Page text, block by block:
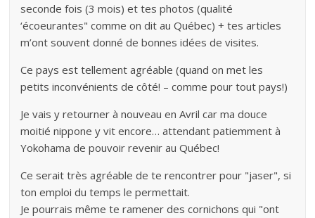
seconde fois (3 mois) et tes photos (qualité
‘écoeurantes" comme on dit au Québec) + tes articles
m’ont souvent donné de bonnes idées de visites.
Ce pays est tellement agréable (quand on met les
petits inconvénients de côté! – comme pour tout pays!)
Je vais y retourner à nouveau en Avril car ma douce
moitié nippone y vit encore… attendant patiemment à
Yokohama de pouvoir revenir au Québec!
Ce serait très agréable de te rencontrer pour "jaser", si
ton emploi du temps le permettait.
Je pourrais même te ramener des cornichons qui "ont